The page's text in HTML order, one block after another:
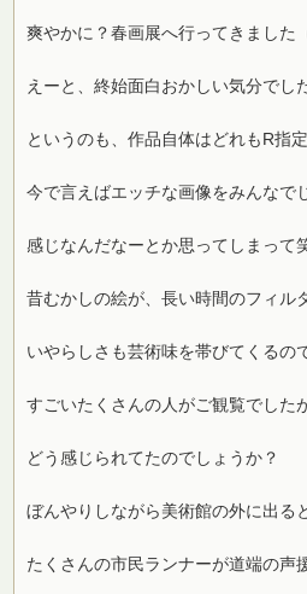
爽やかに？春画展へ行ってきました
えーと、終始面白おかしい気分でし
というのも、作品自体はどれもR指
今で言えばエッチな画像をみんなで
感じなんだなーとか思ってしまって
昔むかしの絵が、長い時間のフィル
いやらしさも芸術味を帯びてくるの
すごいたくさんの人がご観覧でした
どう感じられてたのでしょうか？
ぼんやりしながら美術館の外に出る
たくさんの市民ランナーが道端の声